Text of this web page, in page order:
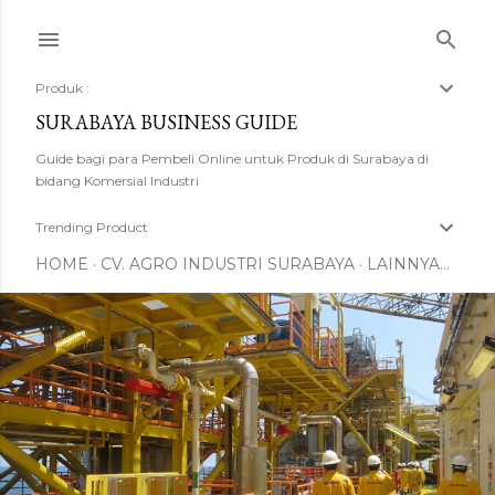
Produk :
SURABAYA BUSINESS GUIDE
Guide bagi para Pembeli Online untuk Produk di Surabaya di
bidang Komersial Industri
Trending Product
HOME CV. AGRO INDUSTRI SURABAYA LAINNYA…